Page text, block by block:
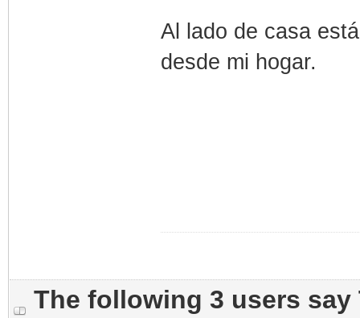
Al lado de casa
desde mi hogar.
The following 3 users